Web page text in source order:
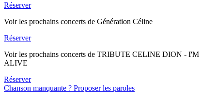
Réserver
Voir les prochains concerts de Génération Céline
Réserver
Voir les prochains concerts de TRIBUTE CELINE DION - I'M
ALIVE
Réserver
Chanson manquante ? Proposer les paroles